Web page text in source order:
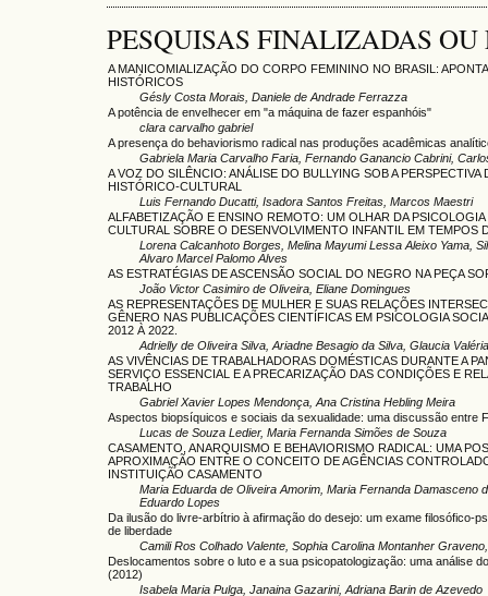
PESQUISAS FINALIZADAS
A MANICOMIALIZAÇÃO DO CORPO FEMININO NO BRASIL:
HISTÓRICOS
Gésly Costa Morais, Daniele de Andrade Ferrazza
A potência de envelhecer em "a máquina de fazer espanhóis"
clara carvalho gabriel
A presença do behaviorismo radical nas produções acadêmicas
Gabriela Maria Carvalho Faria, Fernando Ganancio Cabrini,
A VOZ DO SILÊNCIO: ANÁLISE DO BULLYING SOB A PERSPECTIVA
HISTÓRICO-CULTURAL
Luis Fernando Ducatti, Isadora Santos Freitas, Marcos Maestri
ALFABETIZAÇÃO E ENSINO REMOTO: UM OLHAR DA
CULTURAL SOBRE O DESENVOLVIMENTO INFANTIL EM TEMPOS
Lorena Calcanhoto Borges, Melina Mayumi Lessa Aleixo Yama,
Alvaro Marcel Palomo Alves
AS ESTRATÉGIAS DE ASCENSÃO SOCIAL DO NEGRO NA PEÇA
João Victor Casimiro de Oliveira, Eliane Domingues
AS REPRESENTAÇÕES DE MULHER E SUAS RELAÇÕES
GÊNERO NAS PUBLICAÇÕES CIENTÍFICAS EM PSICOLOGIA
2012 À 2022.
Adrielly de Oliveira Silva, Ariadne Besagio da Silva, Glaucia
AS VIVÊNCIAS DE TRABALHADORAS DOMÉSTICAS DURANTE A
SERVIÇO ESSENCIAL E A PRECARIZAÇÃO DAS CONDIÇÕES E
TRABALHO
Gabriel Xavier Lopes Mendonça, Ana Cristina Hebling Meira
Aspectos biopsíquicos e sociais da sexualidade: uma discussão entre
Lucas de Souza Ledier, Maria Fernanda Simões de Souza
CASAMENTO, ANARQUISMO E BEHAVIORISMO RADICAL: UMA
APROXIMAÇÃO ENTRE O CONCEITO DE AGÊNCIAS
INSTITUIÇÃO CASAMENTO
Maria Eduarda de Oliveira Amorim, Maria Fernanda Damasceno
Eduardo Lopes
Da ilusão do livre-arbítrio à afirmação do desejo: um exame filosófico-
de liberdade
Camili Ros Colhado Valente, Sophia Carolina Montanher
Deslocamentos sobre o luto e a sua psicopatologização: uma análise
(2012)
Isabela Maria Pulga, Janaina Gazarini, Adriana Barin de Azevedo